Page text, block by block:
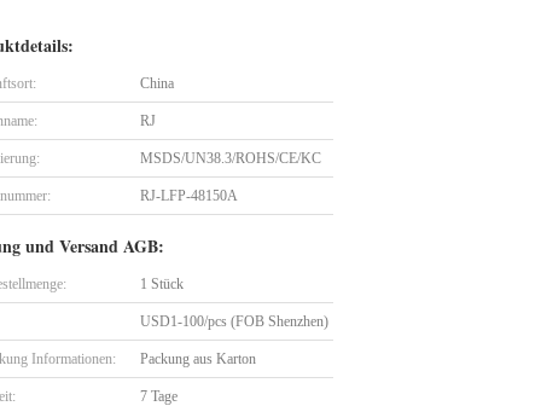
China
RJ
MSDS/UN38.3/ROHS/CE/KC
RJ-LFP-48150A
und Versand AGB:
1 Stück
USD1-100/pcs (FOB Shenzhen)
Informationen: Packung aus Karton
7 Tage